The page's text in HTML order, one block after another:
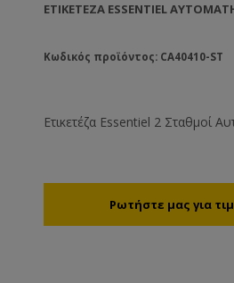
ΕΤΙΚΕΤΈΖΑ ESSENTIEL
Κωδικός προϊόντος: CA40410-ST
Ετικετέζα Essentiel 2 Σταθμοί